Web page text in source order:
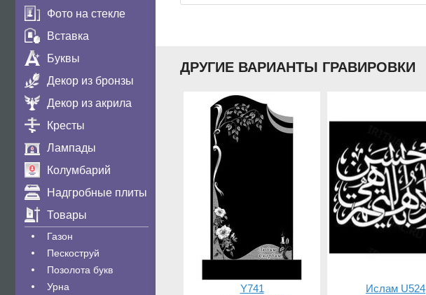
Фото на стекле
Вставка
Буквы
Декор из бронзы
Декор из акрила
Кресты
Лампады
Колумбарий
Надгробные плиты
Товары
Газон
Пескоструй
Позолота букв
Урна
ДРУГИЕ ВАРИАНТЫ ГРАВИРОВКИ
Y741 Ислам U524